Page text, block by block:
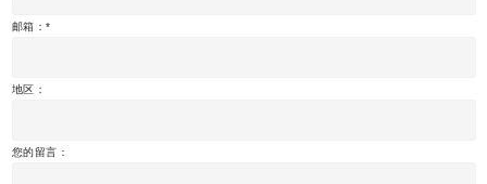
邮箱：
地区：
您的留言：